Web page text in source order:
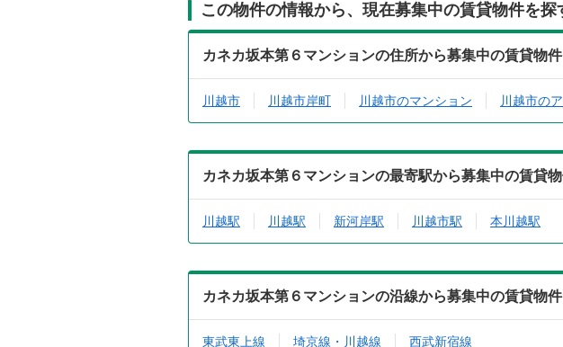
この物件の情報から、現在募集中の賃貸物件を探
カネカ坂本第６マンションの住所から募集中の賃貸物
川越市 川越市岸町 川越市のマンション 川越市の
カネカ坂本第６マンションの最寄駅から募集中の賃貸
川越駅 川越駅 新河岸駅 川越市駅 本川越駅
カネカ坂本第６マンションの沿線から募集中の賃貸物
東武東上線 埼京線・川越線 西武新宿線